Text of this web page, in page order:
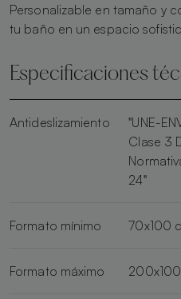
Personalizable en tamaño y
tu baño en un espacio
Especificaciones
Antideslizamiento
"UNE-
Clase 3
24"
Formato mínimo 70x100
Formato máximo